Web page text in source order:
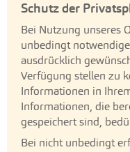
Schutz der
Bei Nutzung unseres
unbedingt
ausdrücklich
Verfügung stellen zu
Informationen in
Informationen, die
gespeichert sind,
Bei nicht unbedingt